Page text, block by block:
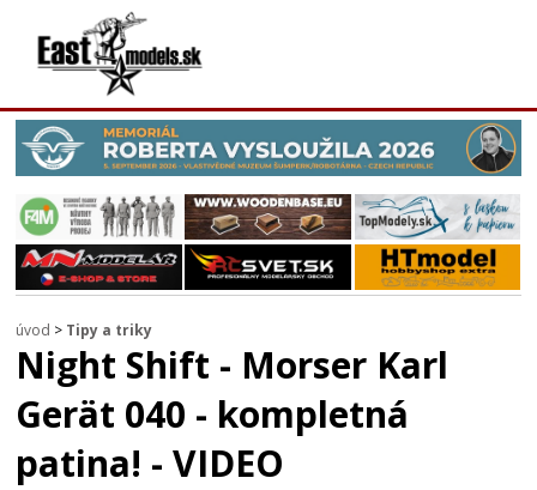
úvod > Tipy a triky
Night Shift - Morser Karl
Gerät 040 - kompletná
patina! - VIDEO